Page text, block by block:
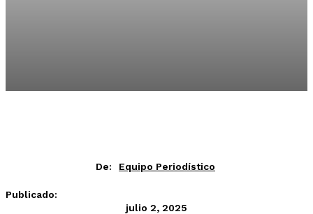
De: Equipo Periodístico
Publicado:
julio 2, 2025